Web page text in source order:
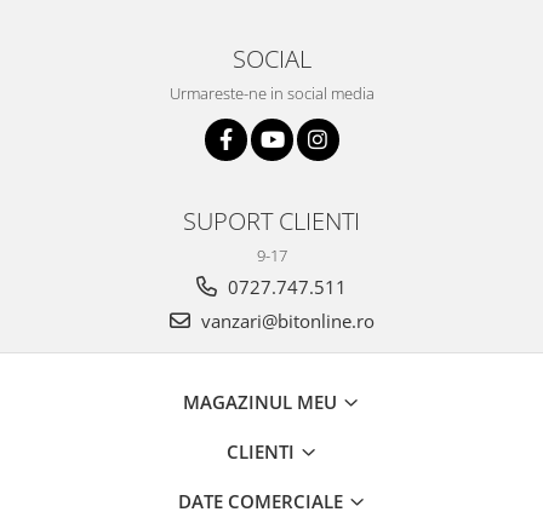
SOCIAL
Urmareste-ne in social media
SUPORT CLIENTI
9-17
0727.747.511
vanzari@bitonline.ro
MAGAZINUL MEU
CLIENTI
DATE COMERCIALE